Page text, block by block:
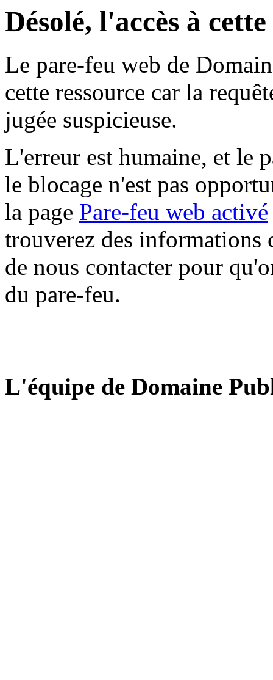
Désolé, l'accès à
Le pare-feu web de
cette ressource car la
jugée suspicieuse.
L'erreur est humaine, et le
le blocage n'est pas
la page Pare-feu web activé
trouverez des informations
de nous contacter pour
du pare-feu.
L'équipe de Domaine